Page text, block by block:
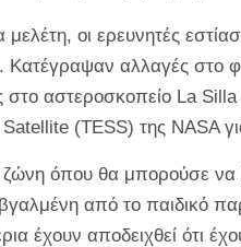
μελέτη, οι ερευνητές
Κατέγραψαν αλλαγές στο
στο αστεροσκοπείο La
(TESS) της NASA
ζώνη όπου θα μπορούσε να
από το παιδικό
έχουν αποδειχθεί ότι